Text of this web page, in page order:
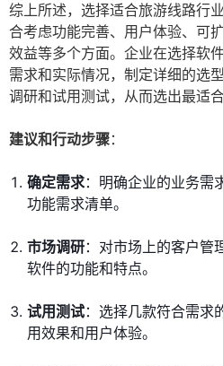
综上所述，选择适合旅游线路行
合考虑功能完善、用户体验、可
效益等多个方面。企业在选择软
需求和实际情况，制定详细的选
调研和试用测试，从而选出最适
建议和行动步骤：
确定需求：明确企业的业务需
功能需求清单。
市场调研：对市场上的客户管
软件的功能和特点。
试用测试：选择几款符合需求
用效果和用户体验。